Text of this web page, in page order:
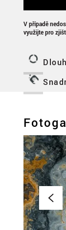
V případě
využijte pro